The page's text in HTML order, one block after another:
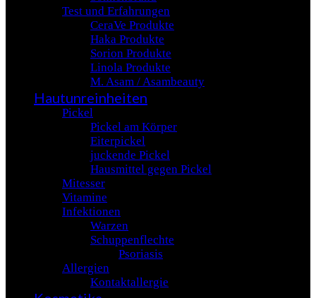
Test und Erfahrungen
CeraVe Produkte
Haka Produkte
Sorion Produkte
Linola Produkte
M. Asam / Asambeauty
Hautunreinheiten
Pickel
Pickel am Körper
Eiterpickel
juckende Pickel
Hausmittel gegen Pickel
Mitesser
Vitamine
Infektionen
Warzen
Schuppenflechte
Psoriasis
Allergien
Kontaktallergie